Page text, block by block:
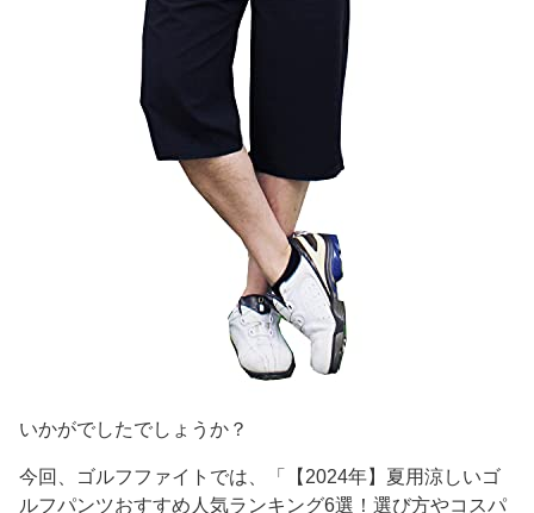
いかがでしたでしょうか？
今回、ゴルフファイトでは、「【2024年】夏用涼しいゴ
ルフパンツおすすめ人気ランキング6選！選び方やコスパ